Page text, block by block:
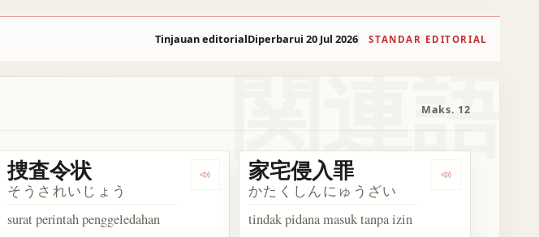
Tinjauan editorialDiperbarui 20 Jul 2026 STANDAR EDITORIAL
関連語
Maks. 12
家宅捜査 Dengarkan 捜査令状
捜査令状
そうされいじょう
surat perintah penggeledahan
Dengarkan 家宅
家宅侵入罪
かたくしんにゅうざい
tindak pidana masuk tanpa izin